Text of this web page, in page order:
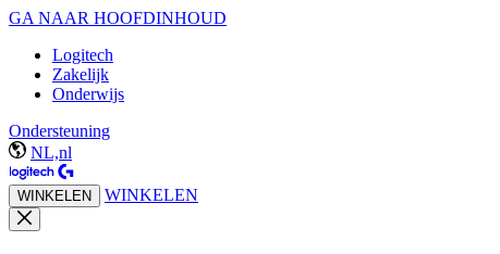
GA NAAR HOOFDINHOUD
Logitech
Zakelijk
Onderwijs
Ondersteuning
NL,nl
WINKELEN WINKELEN